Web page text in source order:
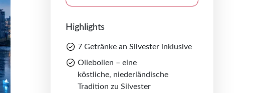
Highlights
7 Getränke an Silvester inklusive
Oliebollen – eine
köstliche, niederländische
Tradition zu Silvester